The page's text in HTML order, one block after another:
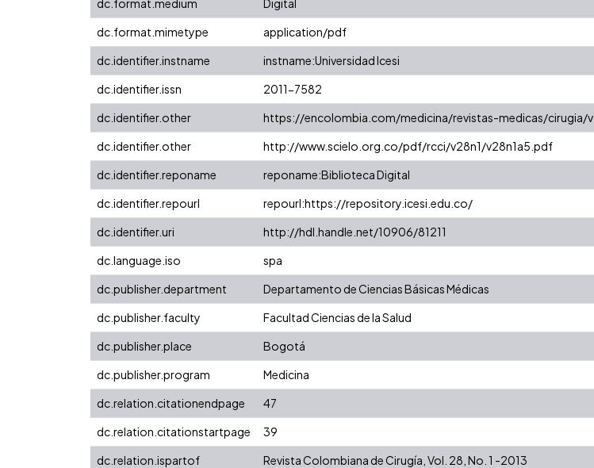
dc.format.mimetype
application/pdf
dc.identifier.instname
instname:Universidad Icesi
dc.identifier.issn
2011-7582
dc.identifier.other
https://encolombia.com/medicina/revistas-medicas/cirugia/
dc.identifier.other
http://www.scielo.org.co/pdf/rcci/v28n1/v28n1a5.pdf
dc.identifier.reponame
reponame:Biblioteca Digital
dc.identifier.repourl
repourl:https://repository.icesi.edu.co/
dc.identifier.uri
http://hdl.handle.net/10906/81211
dc.language.iso
spa
dc.publisher.department
Departamento de Ciencias Básicas Médicas
dc.publisher.faculty
Facultad Ciencias de la Salud
dc.publisher.place
Bogotá
dc.publisher.program
Medicina
dc.relation.citationendpage
47
dc.relation.citationstartpage
39
dc.relation.ispartof
Revista Colombiana de Cirugía, Vol. 28, No. 1 -2013